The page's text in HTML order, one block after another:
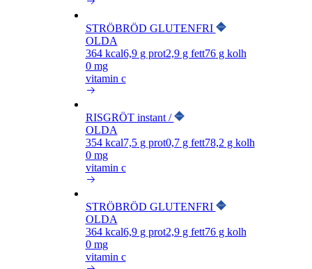
STRÖBRÖD GLUTENFRI
OLDA
364kcal6,9g prot2,9g fett76g kolh
0 mg
vitamin c
RISGRÖT instant /
OLDA
354kcal7,5g prot0,7g fett78,2 g kolh
0 mg
vitamin c
STRÖBRÖD GLUTENFRI
OLDA
364kcal6,9g prot2,9g fett76g kolh
0 mg
vitamin c